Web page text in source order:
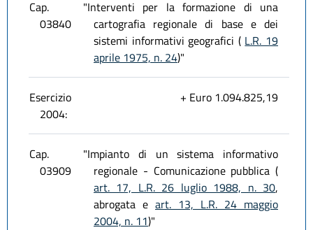
Cap.
03840
"Interventi per la formazione di una
cartografia regionale di base e dei
sistemi informativi geografici ( L.R. 19
aprile 1975, n. 24)"
Esercizio
2004:
+ Euro 1.094.825,19
Cap.
03909
"Impianto di un sistema informativo
regionale - Comunicazione pubblica (
art. 17, L.R. 26 luglio 1988, n. 30,
abrogata e art. 13, L.R. 24 maggio
2004, n. 11)"